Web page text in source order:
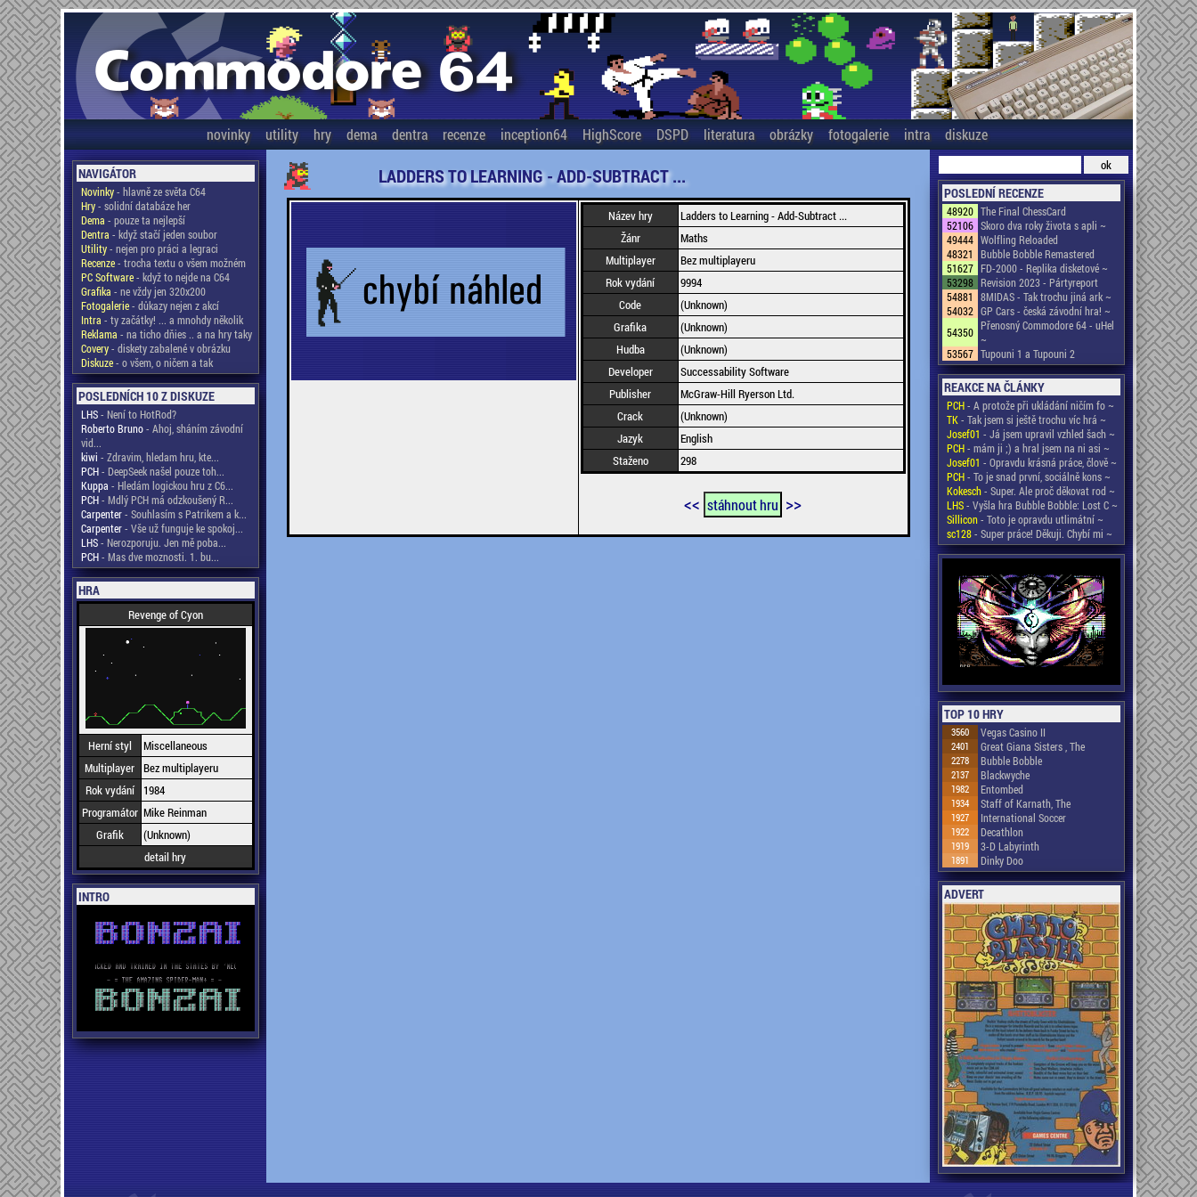
novinky utility hry dema dentra recenze inception64 HighScore DSPD literatura obrázky fotogalerie intra diskuze
NAVIGÁTOR
Novinky- hlavně ze světa C64
Hry- solidní databáze her
Dema - pouze ta nejlepší
Dentra - když stačí jeden soubor
Utility- nejen pro práci a legraci
Recenze- trocha textu o všem možném
PC Software- když to nejde na C64
Grafika - ne vždy jen 320x200
Fotogalerie- důkazy nejen z akcí
Intra - ty začátky! ... a mnohdy několik
Reklama - na ticho dňies .. a na hry taky
Covery- diskety zabalené v obrázku
Diskuze- o všem, o ničem a tak
POSLEDNÍCH 10 Z DISKUZE
LHS- Není to HotRod?
Roberto Bruno- Ahoj, sháním závodní
vid...
kiwi - Zdravim, hledam hru, kte...
PCH- DeepSeek našel pouze toh...
Kuppa - Hledám logickou hru z C6...
PCH- Mdlý PCH má odzkoušený R...
Carpenter- Souhlasím s Patrikem a k...
Carpenter- Vše už funguje ke spokoj...
LHS- Nerozporuju. Jen mě poba...
PCH- Mas dve moznosti. 1. bu...
HRA
Revenge of Cyon
Herní styl
Miscellaneous
Multiplayer Bez multiplayeru
Rok vydání
1984
Programátor Mike Reinman
Grafik
(Unknown)
detail hry
INTRO
LADDERS TO LEARNING - ADD-SUBTRACT ...
Název hry
Ladders to Learning - Add-Subtract ...
Žánr
Maths
Multiplayer
Bez multiplayeru
Rok vydání
9994
Code
(Unknown)
Grafika
(Unknown)
Hudba
(Unknown)
Developer
Successability Software
Publisher
McGraw-Hill Ryerson Ltd.
Crack
(Unknown)
Jazyk
English
Staženo
298
<< stáhnout hru >>
POSLEDNÍ RECENZE
48920 The Final ChessCard
52106 Skoro dva roky života s apli ~
49444 Wolfling Reloaded
48321
Bubble Bobble Remastered
51627 FD-2000 - Replika disketové ~
53298 Revision 2023 - Pártyreport
54881
8MIDAS - Tak trochu jiná ark ~
54032 GP Cars - česká závodní hra! ~
54350 Přenosný Commodore 64 - uHel
~
53567 Tupouni 1 a Tupouni 2
REAKCE NA ČLÁNKY
PCH- A protože při ukládání ničím fo ~
TK- Tak jsem si ještě trochu víc hrá ~
Josef01 - Já jsem upravil vzhled šach ~
PCH- mám ji ;) a hral jsem na ni asi ~
Josef01 - Opravdu krásná práce, člově ~
PCH- To je snad první, sociálně kons ~
Kokesch- Super. Ale proč děkovat rod ~
LHS- Vyšla hra Bubble Bobble: Lost C ~
Sillicon- Toto je opravdu utlimátní ~
sc128- Super práce! Děkuji. Chybí mi ~
TOP 10 HRY
3560 Vegas Casino II
2401 Great Giana Sisters , The
2278 Bubble Bobble
2137 Blackwyche
1982 Entombed
1934 Staff of Karnath, The
1927 International Soccer
1922 Decathlon
1919 3-D Labyrinth
1891 Dinky Doo
ADVERT